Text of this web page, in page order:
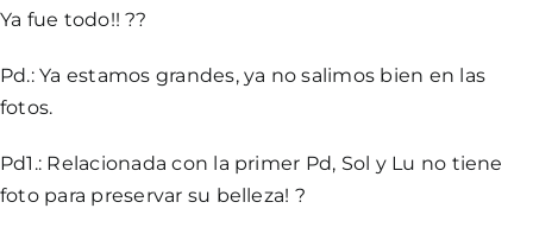
Ya fue todo!! ??
Pd.: Ya estamos grandes, ya no salimos bien en las
fotos.
Pd1.: Relacionada con la primer Pd, Sol y Lu no tiene
foto para preservar su belleza! ?